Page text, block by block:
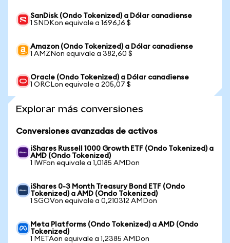
SanDisk (Ondo Tokenized) a Dólar canadiense
1 SNDKon equivale a 1696,16 $
Amazon (Ondo Tokenized) a Dólar canadiense
1 AMZNon equivale a 382,60 $
Oracle (Ondo Tokenized) a Dólar canadiense
1 ORCLon equivale a 205,07 $
Explorar más conversiones
Conversiones avanzadas de activos
iShares Russell 1000 Growth ETF (Ondo Tokenized) a
AMD (Ondo Tokenized)
1 IWFon equivale a 1,0185 AMDon
iShares 0-3 Month Treasury Bond ETF (Ondo
Tokenized) a AMD (Ondo Tokenized)
1 SGOVon equivale a 0,210312 AMDon
Meta Platforms (Ondo Tokenized) a AMD (Ondo
Tokenized)
1 METAon equivale a 1,2385 AMDon